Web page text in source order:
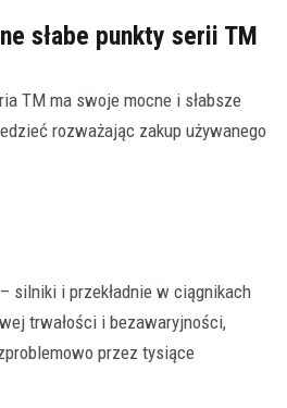
słabe punkty serii TM
TM ma swoje mocne i słabsze
rozważając zakup używanego
– silniki i przekładnie w ciągnikach
trwałości i bezawaryjności,
przez tysiące